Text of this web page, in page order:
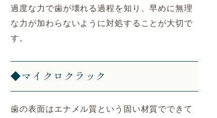
過度な力で歯が壊れる過程を知り、早めに無理
な力が加わらないように対処することが大切で
す。
◆マイクロクラック
歯の表面はエナメル質という固い材質でできて